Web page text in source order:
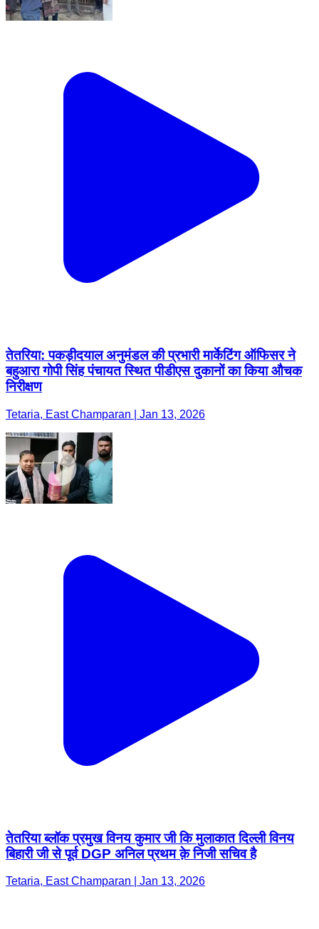
तेतरिया: पकड़ीदयाल अनुमंडल की प्रभारी मार्केटिंग ऑफिसर ने
बहुआरा गोपी सिंह पंचायत स्थित पीडीएस दुकानों का किया औचक
निरीक्षण
Tetaria, East Champaran | Jan 13, 2026
तेतरिया ब्लॉक प्रमुख विनय कुमार जी कि मुलाकात दिल्ली विनय
बिहारी जी से पूर्व DGP अनिल प्रथम क़े निजी सचिव है
Tetaria, East Champaran | Jan 13, 2026